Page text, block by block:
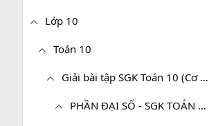
Lớp 10
Toán 10
Giải bài tập SGK Toán 10 (Cơ bản)
PHẦN ĐẠI SỐ - SGK TOÁN 10 (CƠ BẢN)